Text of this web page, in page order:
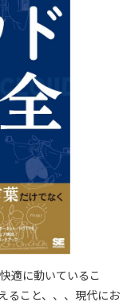
適に動いているこ
ること、、、現代にお